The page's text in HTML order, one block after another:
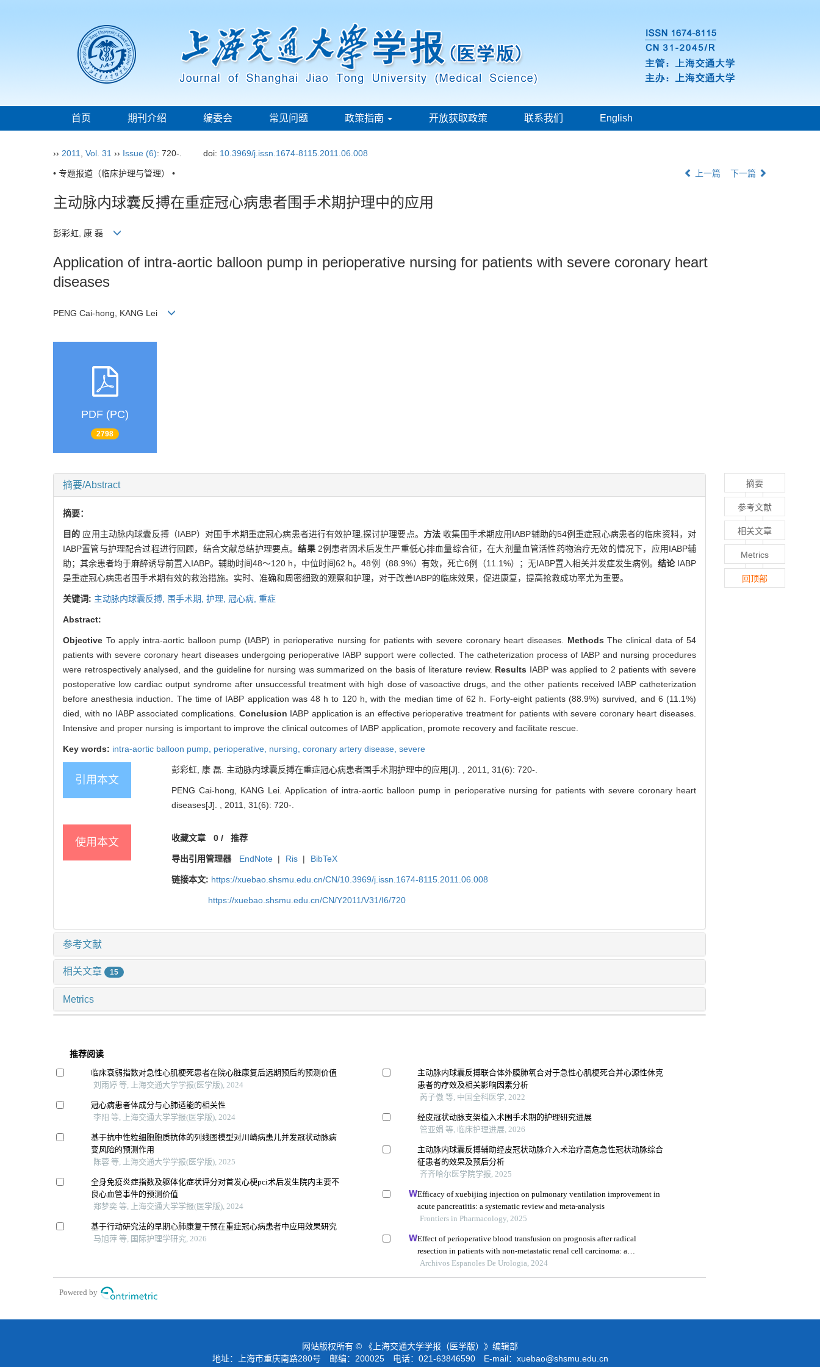
首页 期刊介绍 编委会 常见问题 政策指南 开放获取政策 联系我们 English
›› 2011 Vol. 31 ›› Issue (6): 720-. doi: 10.3969/j.issn.1674-8115.2011.06.008
• 专题报道（临床护理与管理） • 上一篇 下一篇
主动脉内球囊反搏在重症冠心病患者围手术期护理中的应用
彭彩虹, 康 磊
Application of intra-aortic balloon pump in perioperative nursing for patients with severe coronary heart
diseases
PENG Cai-hong, KANG Lei
PDF (PC)
2798
摘要/Abstract
摘要：
目的 应用主动脉内球囊反搏（IABP）对围手术期重症冠心病患者进行有效护理,探讨护理要点。 方法 收集围手术期应用IABP辅助的54例重症冠心病患者的临床资料，对
IABP置管与护理配合过程进行回顾，结合文献总结护理要点。结果 2例患者因术后发生严重低心排血量综合征，在大剂量血管活性药物治疗无效的情况下，应用IABP辅
助；其余患者均于麻醉诱导前置入IABP。辅助时间48～120 h，中位时间62 h。48例（88.9%）有效，死亡6例（11.1%）；无IABP置入相关并发症发生病例。 结论 IABP
是重症冠心病患者围手术期有效的救治措施。实时、准确和周密细致的观察和护理，对于改善IABP的临床效果，促进康复，提高抢救成功率尤为重要。
关键词: 主动脉内球囊反搏, 围手术期, 护理, 冠心病, 重症
Abstract:
Objective To apply intra-aortic balloon pump (IABP) in perioperative nursing for patients with severe coronary heart diseases. MethodsThe clinical data of 54
patients with severe coronary heart diseases undergoing perioperative IABP support were collected. The catheterization process of IABP and nursing procedures
were retrospectively analysed, and the guideline for nursing was summarized on the basis of literature review. Results IABP was applied to 2 patients with severe
postoperative low cardiac output syndrome after unsuccessful treatment with high dose of vasoactive drugs, and the other patients received IABP catheterization
before anesthesia induction. The time of IABP application was 48 h to 120 h, with the median time of 62 h. Forty-eight patients (88.9%) survived, and 6 (11.1%)
died, with no IABP associated complications. Conclusion IABP application is an effective perioperative treatment for patients with severe coronary heart diseases.
Intensive and proper nursing is important to improve the clinical outcomes of IABP application, promote recovery and facilitate rescue.
Key words: intra-aortic balloon pump, perioperative, nursing, coronary artery disease, severe
引用本文
彭彩虹, 康 磊. 主动脉内球囊反搏在重症冠心病患者围手术期护理中的应用[J]. , 2011, 31(6): 720-.
PENG Cai-hong, KANG Lei. Application of intra-aortic balloon pump in perioperative nursing for patients with severe coronary heart
diseases[J]. , 2011, 31(6): 720-.
使用本文 收藏文章 0/ 推荐
导出引用管理器 EndNote | Ris | BibTeX
链接本文: https://xuebao.shsmu.edu.cn/CN/10.3969/j.issn.1674-8115.2011.06.008
https://xuebao.shsmu.edu.cn/CN/Y2011/V31/I6/720
参考文献
相关文章 15
Metrics
推荐阅读
临床衰弱指数对急性心肌梗死患者在院心脏康复后远期预后的预测价值
刘雨婷 等, 上海交通大学学报(医学版), 2024
冠心病患者体成分与心肺适能的相关性
李阳 等, 上海交通大学学报(医学版), 2024
基于抗中性粒细胞胞质抗体的列线图模型对川崎病患儿并发冠状动脉病
变风险的预测作用
陈蓉 等, 上海交通大学学报(医学版), 2025
全身免疫炎症指数及躯体化症状评分对首发心梗pci术后发生院内主要不
良心血管事件的预测价值
郑梦奕 等, 上海交通大学学报(医学版), 2024
基于行动研究法的早期心肺康复干预在重症冠心病患者中应用效果研究
马旭萍 等, 国际护理学研究, 2026
主动脉内球囊反搏联合体外膜肺氧合对于急性心肌梗死合并心源性休克
患者的疗效及相关影响因素分析
芮子傲 等, 中国全科医学, 2022
经皮冠状动脉支架植入术围手术期的护理研究进展
管亚娟 等, 临床护理进展, 2026
主动脉内球囊反搏辅助经皮冠状动脉介入术治疗高危急性冠状动脉综合
征患者的效果及预后分析
齐齐哈尔医学院学报, 2025
Efficacy of xuebijing injection on pulmonary ventilation improvement in
acute pancreatitis: a systematic review and meta-analysis
Frontiers in Pharmacology, 2025
Effect of perioperative blood transfusion on prognosis after radical
resection in patients with non-metastatic renal cell carcinoma: a
retrospective analysis
Archivos Espanoles De Urologia, 2024
Powered by
摘要
参考文献
相关文章
Metrics
回顶部
网站版权所有 © 《上海交通大学学报（医学版）》编辑部
地址：上海市重庆南路280号 邮编：200025 电话：021-63846590 E-mail： xuebao@shsmu.edu.cn